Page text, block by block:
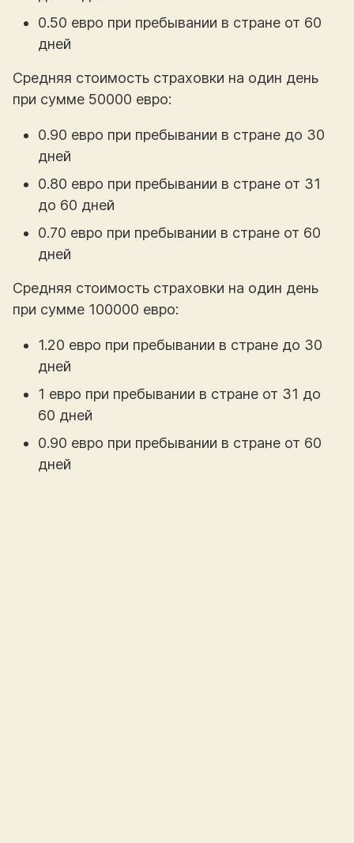
0.50 евро при пребывании в стране от 60
дней
Средняя стоимость страховки на один день
при сумме 50000 евро:
0.90 евро при пребывании в стране до 30
дней
0.80 евро при пребывании в стране от 31
до 60 дней
0.70 евро при пребывании в стране от 60
дней
Средняя стоимость страховки на один день
при сумме 100000 евро:
1.20 евро при пребывании в стране до 30
дней
1 евро при пребывании в стране от 31 до
60 дней
0.90 евро при пребывании в стране от 60
дней